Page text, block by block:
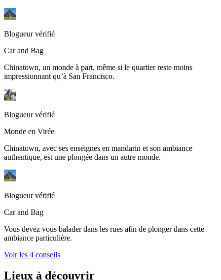
Blogueur vérifié
Car and Bag
Chinatown, un monde à part, même si le quartier reste moins
impressionnant qu’à San Francisco.
Blogueur vérifié
Monde en Virée
Chinatown, avec ses enseignes en mandarin et son ambiance
authentique, est une plongée dans un autre monde.
Blogueur vérifié
Car and Bag
Vous devez vous balader dans les rues afin de plonger dans cette
ambiance particulière.
Voir les 4 conseils
Lieux à découvrir